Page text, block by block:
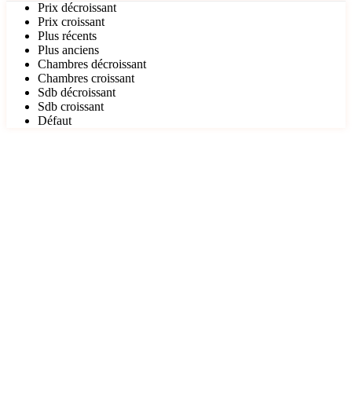
Prix décroissant
Prix croissant
Plus récents
Plus anciens
Chambres décroissant
Chambres croissant
Sdb décroissant
Sdb croissant
Défaut